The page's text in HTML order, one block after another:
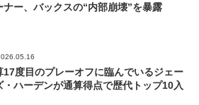
ナー、バックスの“内部崩壊”を暴露
17度目のプレーオフに臨んでいるジェー
・ハーデンが通算得点で歴代トップ10入